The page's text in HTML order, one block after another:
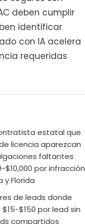
deben cumplir
identificar
con IA acelera
requeridas
estatal que
licencia aparezcan
faltantes
por infracción
Florida
de leads donde
$150 por lead sin
compartidos